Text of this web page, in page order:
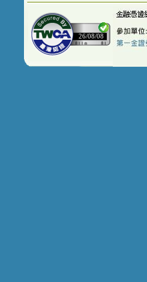
26/08/08